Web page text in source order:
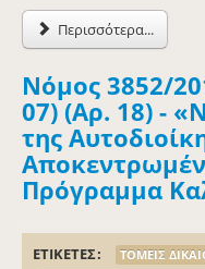
Περισσότερα...
Νόμος 3852/
07) (Αρ. 18) -
της
Πρόγραμμα
ΕΤΙΚΕΤΕΣ ΤΟΜΕΙΣ